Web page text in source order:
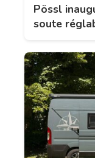
Pössl
soute